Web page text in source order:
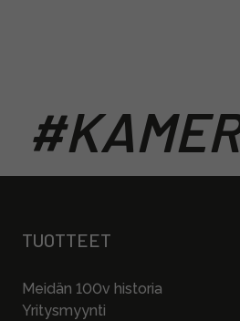
TUOTTEET
Meidän 100v historia
Yritysmyynti